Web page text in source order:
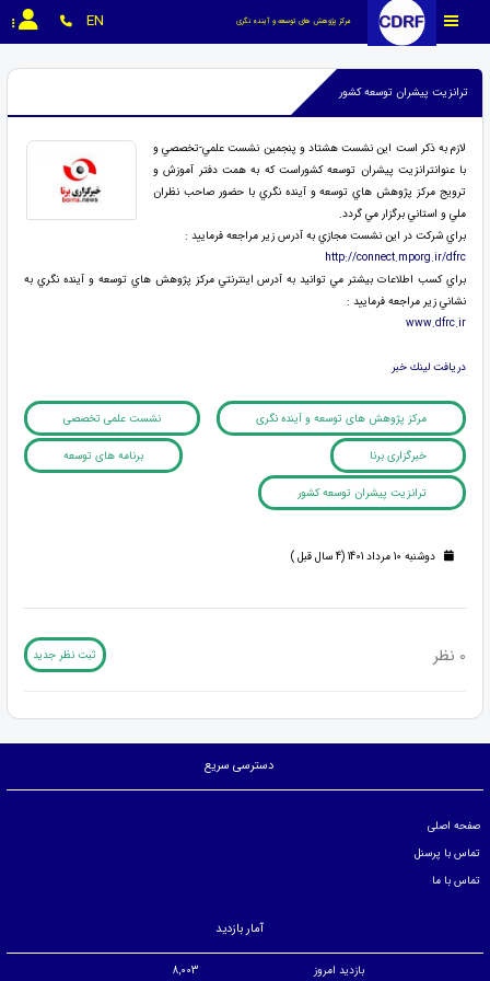
مرکز پژوهش های توسعه و آینده نگری EN
ترانزیت پیشران توسعه کشور
لازم به ذكر است اين نشست هشتاد و پنجمين نشست علمي-تخصصي و
با عنوانترانزيت پيشران توسعه كشوراست كه به همت دفتر آموزش و
ترويج مركز پژوهش هاي توسعه و آينده نگري با حضور صاحب نظران
ملي و استاني برگزار مي گردد.
براي شركت در اين نشست مجازي به آدرس زير مراجعه فرماييد :
http://connect.mporg.ir/dfrc
براي كسب اطلاعات بيشتر مي توانيد به آدرس اينترنتي مركز پژوهش هاي توسعه و آينده نگري به
نشاني زير مراجعه فرماييد :
www.dfrc.ir
دريافت لينك خبر
مرکز پژوهش های توسعه و آینده نگری نشست علمی تخصصی
خبرگزاری برنا برنامه های توسعه
ترانزیت پیشران توسعه کشور
دوشنبه 10 مرداد 1401 (4 سال قبل )
0 نظر ثبت نظر جدید
دسترسی سریع
صفحه اصلی
تماس با پرسنل
تماس با ما
آمار بازدید
بازدید امروز 8,003